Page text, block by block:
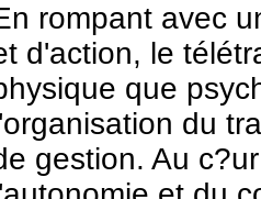
rompant avec
d'action, le
que
du
gestion. Au